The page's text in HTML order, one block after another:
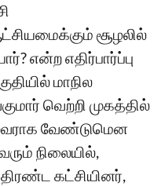
சூழலில்
என்ற எதிர்பார்ப்பு
மாநில
வெற்றி முகத்தில்
வேண்டுமென
நிலையில்,
கட்சியினர்,